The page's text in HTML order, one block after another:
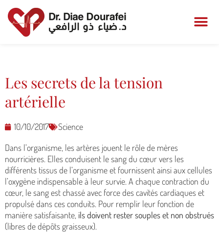
Les secrets de la tension
artérielle
10/10/2017
Science
Dans l’organisme, les artères jouent le rôle de mères
nourricières. Elles conduisent le sang du cœur vers les
différents tissus de l’organisme et fournissent ainsi aux cellules
l’oxygène indispensable à leur survie. A chaque contraction du
cœur, le sang est chassé avec force des cavités cardiaques et
propulsé dans ces conduits. Pour remplir leur fonction de
manière satisfaisante, ils doivent rester souples et non obstrués
(libres de dépôts graisseux).